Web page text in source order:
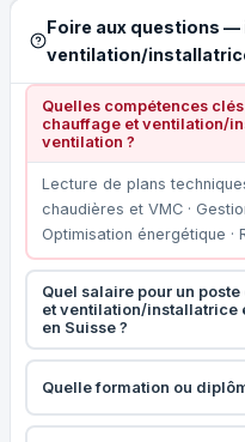
Foire aux questions
ventilation/
Quelles compétences
chauffage et ventilation/
ventilation ?
Lecture de plans
chaudières et VMC ·
Optimisation énergétique ·
Quel salaire pour un
et ventilation/installatrice
en Suisse ?
Quelle formation ou